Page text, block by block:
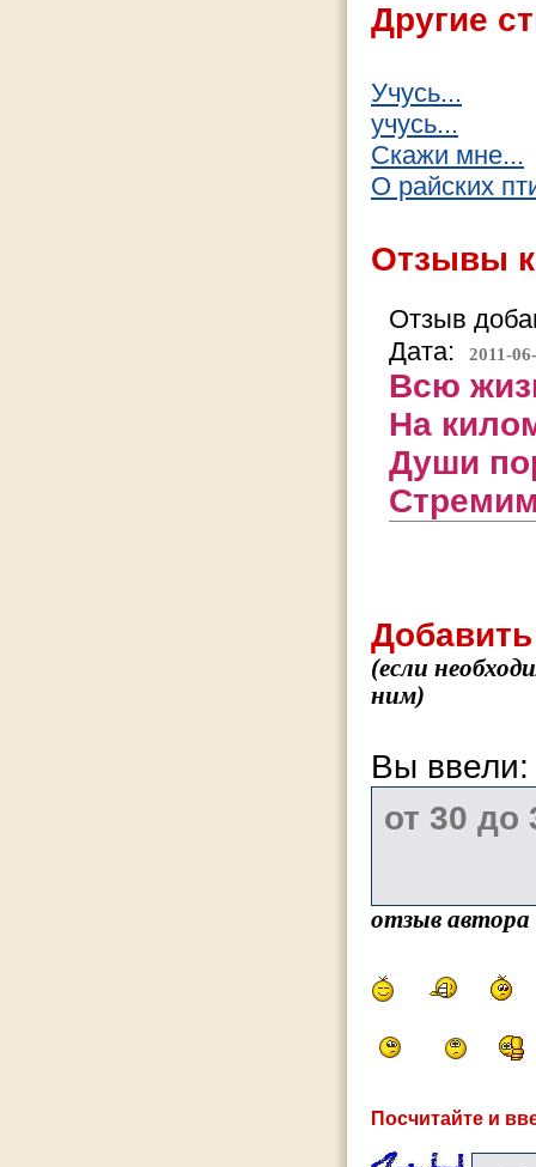
Другие
Учусь...
учусь...
Скажи мне...
О райских
Отзывы
Отзыв
Дата:
2011-
Всю
На
Души
(если
ним)
Вы
отзыв
Посчитайте и